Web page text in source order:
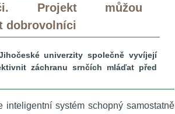
Projekt můžou
dobrovolníci
univerzity společně vyvíjejí
záchranu srnčích mláďat před
inteligentní systém schopný samostatně